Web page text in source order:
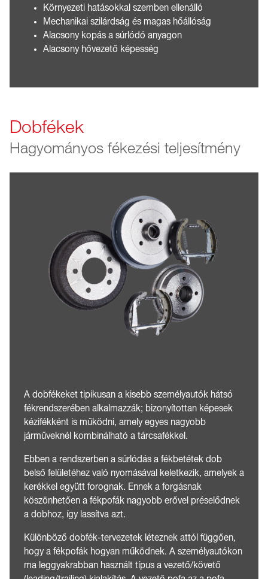
Környezeti hatásokkal szemben ellenálló
Mechanikai szilárdság és magas hőállóság
Alacsony kopás a súrlódó anyagon
Alacsony hővezető képesség
Dobfékek
Hagyományos fékezési teljesítmény
A dobfékeket tipikusan a kisebb személyautók hátsó
fékrendszerében alkalmazzák; bizonyítottan képesek
kézifékként is működni, amely egyes nagyobb
járműveknél kombinálható a tárcsafékkel.
Ebben a rendszerben a súrlódás a fékbetétek dob
belső felületéhez való nyomásával keletkezik, amelyek a
kerékkel együtt forognak. Ennek a forgásnak
köszönhetően a fékpofák nagyobb erővel préselődnek
a dobhoz, így lassítva azt.
Különböző dobfék-tervezetek léteznek attól függően,
hogy a fékpofák hogyan működnek. A személyautókon
ma leggyakrabban használt típus a vezető/követő